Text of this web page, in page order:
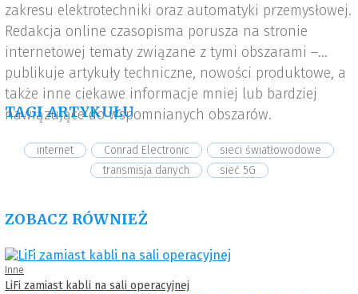
zakresu elektrotechniki oraz automatyki przemysłowej.
Redakcja online czasopisma porusza na stronie
internetowej tematy związane z tymi obszarami –
publikuje artykuły techniczne, nowości produktowe, a
także inne ciekawe informacje mniej lub bardziej
nawiązujące do wspomnianych obszarów.
TAGI ARTYKUŁU
internet Conrad Electronic
sieci światłowodowe
transmisja danych
sieć 5G
ZOBACZ RÓWNIEŻ
Inne
LiFi zamiast kabli na sali operacyjnej